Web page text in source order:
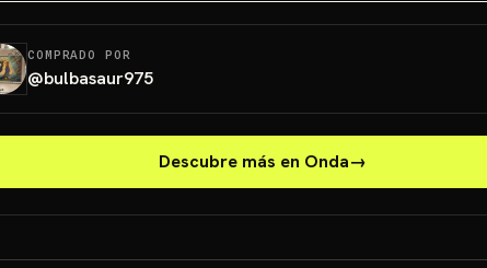
COMPRADO POR
@bulbasaur975
Descubre más en Onda→